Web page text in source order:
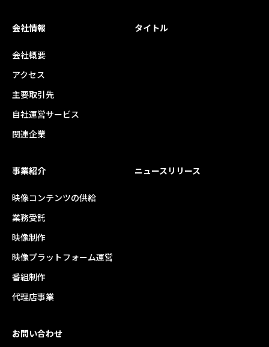
会社情報
会社概要
アクセス
主要取引先
自社運営サービス
関連企業
タイトル
事業紹介
映像コンテンツの供給
業務受託
映像制作
映像プラットフォーム運営
番組制作
代理店事業
ニュースリリース
お問い合わせ